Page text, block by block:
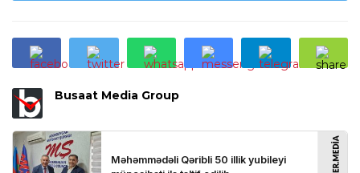
Busaat Media Group